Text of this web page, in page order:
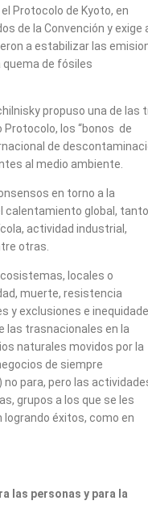
Protocolo de Kyoto, en
de la Convención y exige
a estabilizar las
quema de fósiles
propuso una de las
los “bonos de
de
al medio ambiente.
en torno a la
calentamiento global,
actividad industrial,
otras.
locales o
muerte, resistencia
y exclusiones e
las trasnacionales en la
naturales movidos por la
de siempre
para, pero las
grupos a los que se les
éxitos, como en
las personas y para la